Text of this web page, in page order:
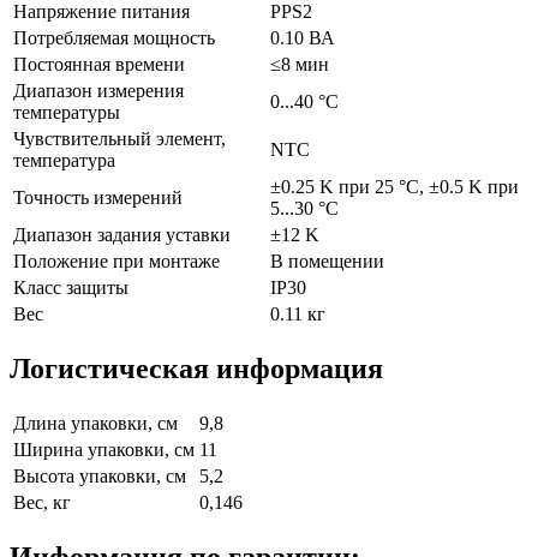
Напряжение питания
PPS2
Потребляемая мощность
0.10 ВА
Постоянная времени
≤8 мин
Диапазон измерения
температуры
0...40 °C
Чувствительный элемент,
температура
NTC
Точность измерений
±0.25 K при 25 °C, ±0.5 K при
5...30 °C
Диапазон задания уставки
±12 K
Положение при монтаже
В помещении
Класс защиты
IP30
Вес
0.11 кг
Логистическая информация
Длина упаковки, см
9,8
Ширина упаковки, см 11
Высота упаковки, см
5,2
Вес, кг
0,146